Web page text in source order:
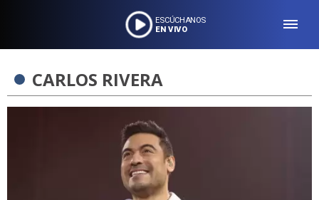
ESCÚCHANOS
EN VIVO
CARLOS RIVERA